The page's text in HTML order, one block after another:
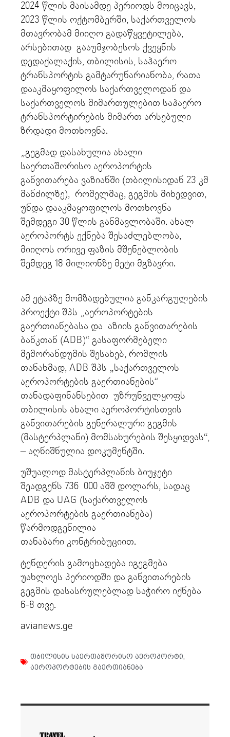
2024 წლის მაისამდე პერიოდს მოიცავს,
2023 წლის ოქტომბერში, საქართველოს
მთავრობამ მიიღო გადაწყვეტილება,
არსებითად გააუმჯობესოს ქვეყნის
დედაქალაქის, თბილისის, საჰაერო
ტრანსპორტის გამტარუნარიანობა, რათა
დააკმაყოფილოს საქართველოდან და
საქართველოს მიმართულებით საჰაერო
ტრანსპორტირების მიმართ არსებული
ზრდადი მოთხოვნა.
„გეგმად დასახულია ახალი
საერთაშორისო აეროპორტის
განვითარება ვაზიანში (თბილისიდან 23 კმ
მანძილზე), რომელმაც, გეგმის მიხედვით,
უნდა დააკმაყოფილოს მოთხოვნა
შემდეგი 30 წლის განმავლობაში. ახალ
აეროპორტს ექნება შესაძლებლობა,
მიიღოს ორივე ფაზის მშენებლობის
შემდეგ 18 მილიონზე მეტი მგზავრი.
ამ ეტაპზე მომზადებულია განკარგულების
პროექტი შპს „აეროპორტების
გაერთიანებასა და აზიის განვითარების
ბანკთან (ADB)“ გასაფორმებელი
მემორანდუმის შესახებ, რომლის
თანახმად, ADB შპს „საქართველოს
აეროპორტების გაერთიანების“
თანადაფინანსებით უზრუნველყოფს
თბილისის ახალი აეროპორტისთვის
განვითარების გენერალური გეგმის
(მასტერპლანი) მომსახურების შესყიდვას“,
– აღნიშნულია დოკუმენტში.
უშუალოდ მასტერპლანის ბიუჯეტი
შეადგენს 736 000 აშშ დოლარს, სადაც
ADB და UAG (საქართველოს
აეროპორტების გაერთიანება)
წარმოდგენილია
თანაბარი კონტრიბუციით.
ტენდერის გამოცხადება იგეგმება
უახლოეს პერიოდში და განვითარების
გეგმის დასასრულებლად საჭირო იქნება
6-8 თვე.
avianews.ge
თბილისის საერთაშორისო აეროპორტი
აეროპორტების გაერთიანება